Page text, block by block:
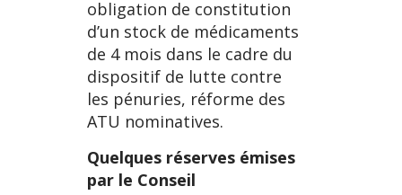
obligation de constitution
d’un stock de médicaments
de 4 mois dans le cadre du
dispositif de lutte contre
les pénuries, réforme des
ATU nominatives.
Quelques réserves émises
par le Conseil